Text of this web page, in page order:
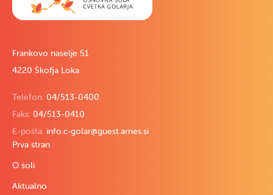
Frankovo naselje 51
4220 Škofja Loka
Telefon: 04/513-0400
Faks: 04/513-0410
E-pošta: info.c-golar@guest.arnes.si
Prva stran
O šoli
Aktualno